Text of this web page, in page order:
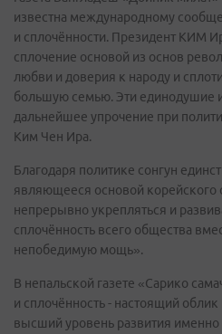
известна международному
и сплочённости. Президент КИМ
сплочение основой из основ
любви и доверия к народу и
большую семью. Эти единодушие
дальнейшее упрочение при
Ким Чен Ира.
Благодаря политике сонгун
являющееся основой корейского
непрерывно укрепляться и
сплочённость всего общества
непобедимую мощь».
В непальской газете «Сарико
и сплочённость - настоящий
высший уровень развития